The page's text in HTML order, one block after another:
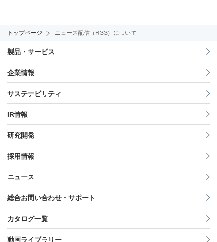
トップページ ニュース配信（RSS）について
製品・サービス
企業情報
サステナビリティ
IR情報
研究開発
採用情報
ニュース
総合お問い合わせ・サポート
カタログ一覧
動画ライブラリー